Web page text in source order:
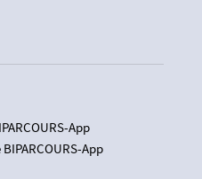
App
App